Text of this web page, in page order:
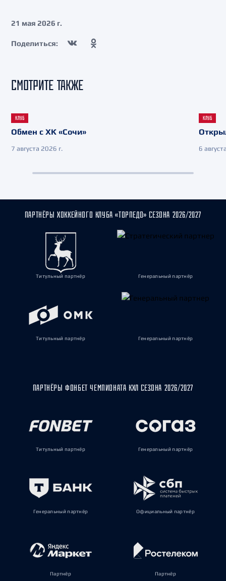
21 мая 2026 г.
Поделиться:
СМОТРИТЕ ТАКЖЕ
КЛУБ
Обмен с ХК «Сочи»
7 августа 2026 г.
КЛУБ
6
ПАРТНЁРЫ ХОККЕЙНОГО КЛУБА «ТОРПЕДО» СЕЗОНА 2026/2027
Титульный партнёр Генеральный партнёр
Титульный партнёр Генеральный партнёр
ПАРТНЁРЫ ФОНБЕТ ЧЕМПИОНАТА КХЛ СЕЗОНА 2026/2027
Титульный партнёр Генеральный партнёр
Генеральный партнёр Официальный партнёр
Партнёр Партнёр